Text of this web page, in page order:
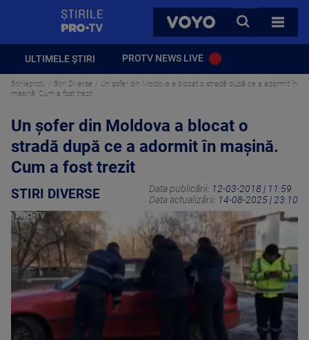
VOYO
CAUTA
TOATE
ULTIMELE ȘTIRI PROTV NEWS LIVE
Stirileprotv Stiri Diverse
Un şofer din Moldova a blocat o stradă după ce a adormit în
maşină. Cum a fost trezit
Un şofer din Moldova a blocat o
stradă după ce a adormit în maşină.
Cum a fost trezit
STIRI DIVERSE Data publicării: 12-03-2018 | 11:59
Data actualizării: 14-08-2025 | 23:10